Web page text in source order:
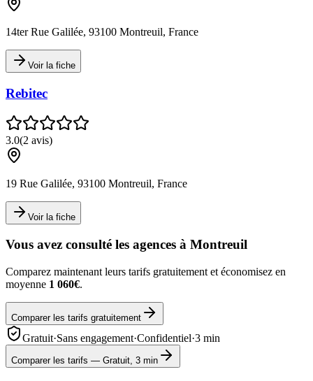
14ter Rue Galilée, 93100 Montreuil, France
Voir la fiche
Rebitec
3.0(2 avis)
19 Rue Galilée, 93100 Montreuil, France
Voir la fiche
Vous avez consulté les agences à Montreuil
Comparez maintenant leurs tarifs gratuitement et économisez en
moyenne 1 060€.
Comparer les tarifs gratuitement
Gratuit·Sans engagement·Confidentiel·3 min
Comparer les tarifs — Gratuit, 3 min